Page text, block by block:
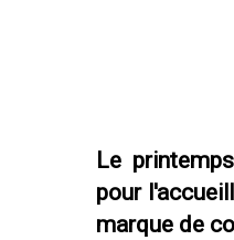
Le
pour
marque de